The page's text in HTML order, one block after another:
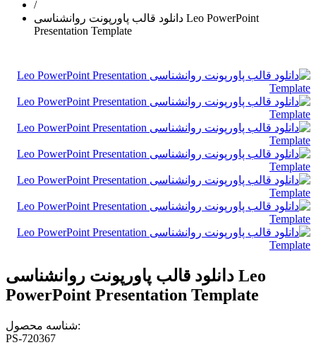
/
دانلود قالب پاورپونت روانشناسی Leo PowerPoint
Presentation Template
دانلود قالب پاورپونت روانشناسی Leo
PowerPoint Presentation Template
شناسه محصول:
PS-720367